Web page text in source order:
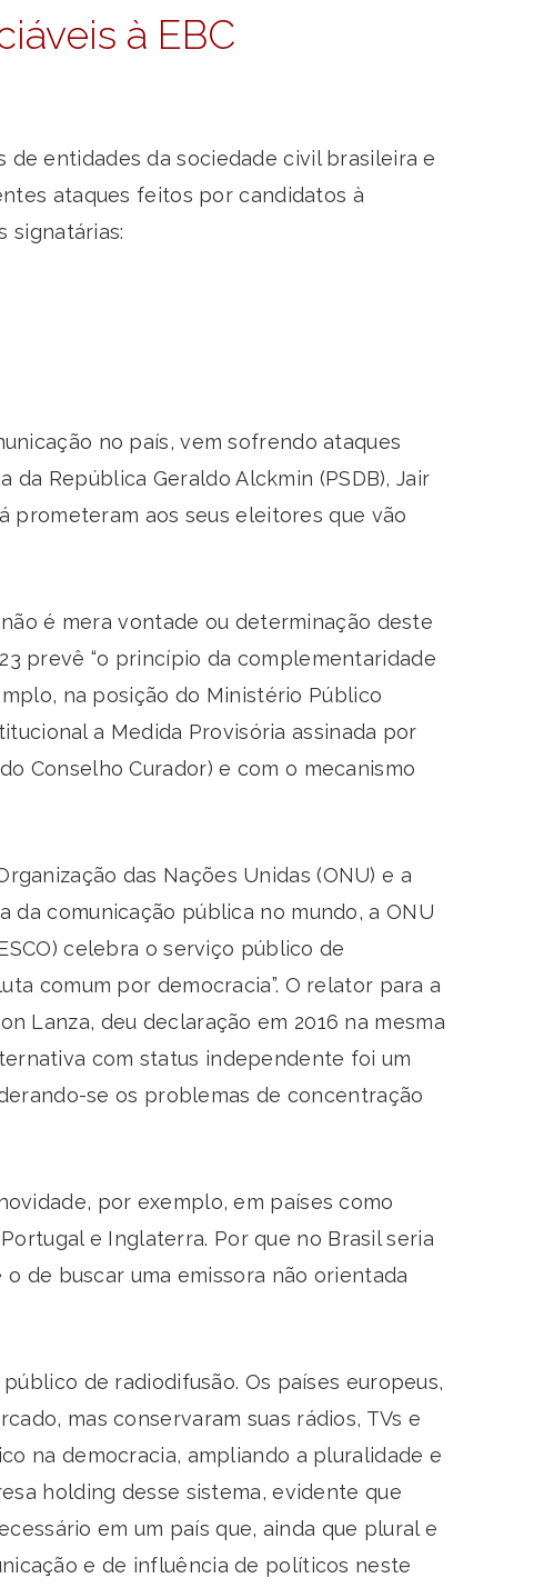
à EBC
de entidades da sociedade civil brasileira e
ataques feitos por candidatos à
signatárias:
no país, vem sofrendo ataques
República Geraldo Alckmin (PSDB), Jair
prometeram aos seus eleitores que vão
é mera vontade ou determinação deste
prevê “o princípio da complementaridade
na posição do Ministério Público
a Medida Provisória assinada por
Conselho Curador) e com o mecanismo
das Nações Unidas (ONU) e a
da comunicação pública no mundo, a ONU
celebra o serviço público de
comum por democracia”. O relator para a
Lanza, deu declaração em 2016 na mesma
com status independente foi um
se os problemas de concentração
por exemplo, em países como
e Inglaterra. Por que no Brasil seria
de buscar uma emissora não orientada
de radiodifusão. Os países europeus,
mas conservaram suas rádios, TVs e
na democracia, ampliando a pluralidade e
holding desse sistema, evidente que
em um país que, ainda que plural e
e de influência de políticos neste